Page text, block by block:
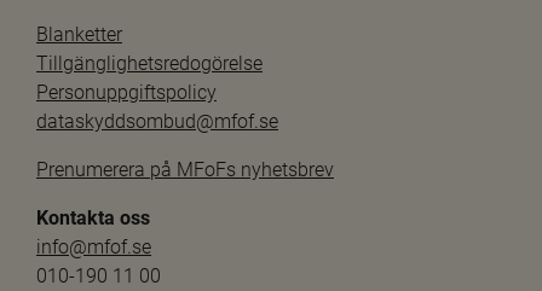
Blanketter
Tillgänglighetsredogörelse
Personuppgiftspolicy
dataskyddsombud@mfof.se
Prenumerera på MFoFs nyhetsbrev
Kontakta oss
info@mfof.se
010-190 11 00